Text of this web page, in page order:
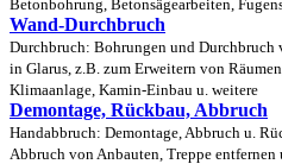
Betonbohrung, Betonsägearbeiten,
Wand-Durchbruch
Durchbruch: Bohrungen und Durchbruch
in Glarus, z.B. zum Erweitern von
Klimaanlage, Kamin-Einbau u. weitere
Demontage, Rückbau, Abbruch
Handabbruch: Demontage, Abbruch u.
Abbruch von Anbauten, Treppe